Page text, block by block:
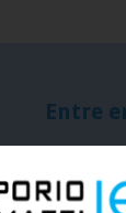
Entre
(11)